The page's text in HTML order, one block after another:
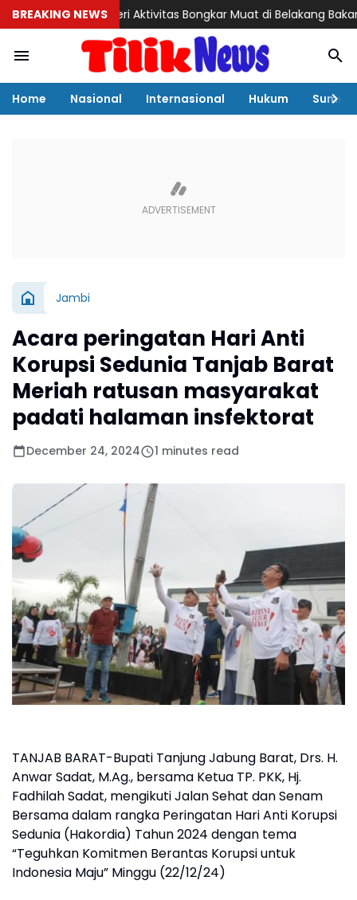
BREAKING NEWS
Misteri Aktivitas Bongkar Muat di Belakang Bakamla
Home Nasional Internasional Hukum Sumut
Jambi
Acara peringatan Hari Anti
Korupsi Sedunia Tanjab Barat
Meriah ratusan masyarakat
padati halaman insfektorat
December 24, 2024 1 minutes read
TANJAB BARAT-Bupati Tanjung Jabung Barat, Drs. H.
Anwar Sadat, M.Ag., bersama Ketua TP. PKK, Hj.
Fadhilah Sadat, mengikuti Jalan Sehat dan Senam
Bersama dalam rangka Peringatan Hari Anti Korupsi
Sedunia (Hakordia) Tahun 2024 dengan tema
“Teguhkan Komitmen Berantas Korupsi untuk
Indonesia Maju” Minggu (22/12/24)